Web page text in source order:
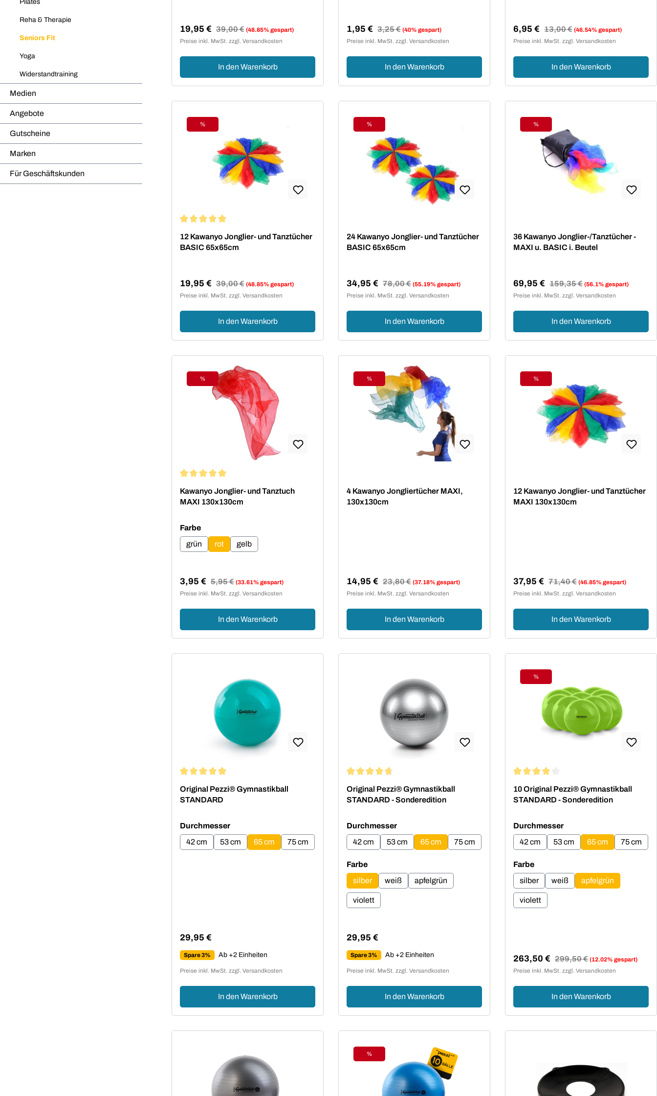
Pilates
Reha & Therapie
Seniors Fit
Yoga
Widerstandtraining
Medien
Angebote
Gutscheine
Marken
Für Geschäftskunden
Verkaufspreis:
19,95 € Regulärer Preis:
39,00 € (48.85% gespart)
Preise inkl. MwSt. zzgl. Versandkosten
In den Warenkorb
Verkaufspreis:
1,95 € Regulärer Preis:
3,25 € (40% gespart)
Preise inkl. MwSt. zzgl. Versandkosten
In den Warenkorb
Verkaufspreis:
6,95 € Regulärer Preis:
13,00 € (46.54% gespart)
Preise inkl. MwSt. zzgl. Versandkosten
In den Warenkorb
Rabatt
%
12 Kawanyo Jonglier- und Tanztücher
BASIC 65x65cm
Verkaufspreis:
19,95 € Regulärer Preis:
39,00 € (48.85% gespart)
Preise inkl. MwSt. zzgl. Versandkosten
In den Warenkorb
Rabatt
%
24 Kawanyo Jonglier- und Tanztücher
BASIC 65x65cm
Verkaufspreis:
34,95 € Regulärer Preis:
78,00 € (55.19% gespart)
Preise inkl. MwSt. zzgl. Versandkosten
In den Warenkorb
Rabatt
%
36 Kawanyo Jonglier-/Tanztücher -
MAXI u. BASIC i. Beutel
Verkaufspreis:
69,95 € Regulärer Preis:
159,35 € (56.1% gespart)
Preise inkl. MwSt. zzgl. Versandkosten
In den Warenkorb
Rabatt
%
Kawanyo Jonglier- und Tanztuch
MAXI 130x130cm
Farbeauswählen
grün
rot gelb
Verkaufspreis:
3,95 € Regulärer Preis:
5,95 € (33.61% gespart)
Preise inkl. MwSt. zzgl. Versandkosten
In den Warenkorb
Rabatt
%
4 Kawanyo Jongliertücher MAXI,
130x130cm
Verkaufspreis:
14,95 € Regulärer Preis:
23,80 € (37.18% gespart)
Preise inkl. MwSt. zzgl. Versandkosten
In den Warenkorb
Rabatt
%
12 Kawanyo Jonglier- und Tanztücher
MAXI 130x130cm
Verkaufspreis:
37,95 € Regulärer Preis:
71,40 € (46.85% gespart)
Preise inkl. MwSt. zzgl. Versandkosten
In den Warenkorb
Original Pezzi® Gymnastikball
STANDARD
Durchmesserauswählen
42 cm
53 cm 65 cm 75 cm
Regulärer Preis:
29,95 €
Spare 3% Ab +2 Einheiten
Preise inkl. MwSt. zzgl. Versandkosten
In den Warenkorb
Original Pezzi® Gymnastikball
STANDARD - Sonderedition
Durchmesserauswählen
42 cm
53 cm 65 cm 75 cm
Farbeauswählen
silber
weiß apfelgrün
violett
Regulärer Preis:
29,95 €
Spare 3% Ab +2 Einheiten
Preise inkl. MwSt. zzgl. Versandkosten
In den Warenkorb
Rabatt
%
10 Original Pezzi® Gymnastikball
STANDARD - Sonderedition
Durchmesserauswählen
42 cm
53 cm 65 cm 75 cm
Farbeauswählen
silber
weiß apfelgrün
violett
Verkaufspreis:
263,50 € Regulärer Preis:
299,50 € (12.02% gespart)
Preise inkl. MwSt. zzgl. Versandkosten
In den Warenkorb
Rabatt
%